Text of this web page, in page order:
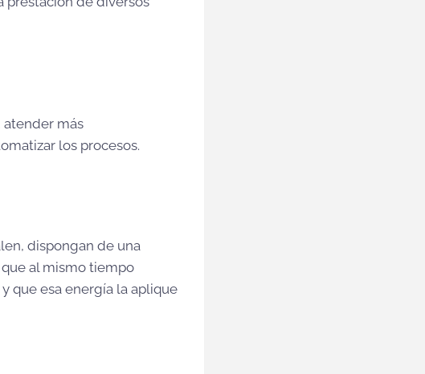
atender más
los procesos.
dispongan de una
que al mismo tiempo
que esa energía la aplique